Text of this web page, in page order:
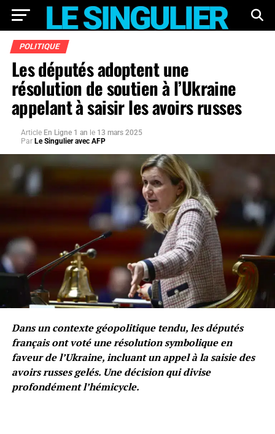
POLITIQUE
Les députés adoptent une
résolution de soutien à l’Ukraine
appelant à saisir les avoirs russes
Article En Ligne 1 an le 13 mars 2025
Par Le Singulier avec AFP
Dans un contexte géopolitique tendu, les députés
français ont voté une résolution symbolique en
faveur de l’Ukraine, incluant un appel à la saisie des
avoirs russes gelés. Une décision qui divise
profondément l’hémicycle.